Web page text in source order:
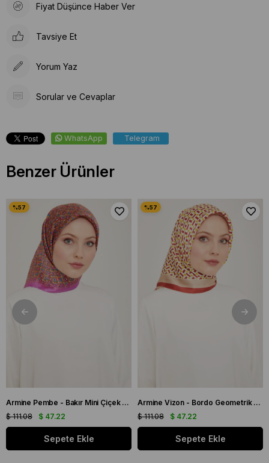
Fiyat Düşünce Haber Ver
Tavsiye Et
Yorum Yaz
Sorular ve Cevaplar
WhatsApp Telegram
Benzer Ürünler
Armine Pembe - Bakır Mini Çiçek Desen Tivil İpek Eşarp IST 9134 - 03
$ 47.22
$ 111.08
Sepete Ekle
Armine Vizon - Bordo Geometrik Desen Tivil İpek Eşarp IST 9151 - 53
$ 47.22
$ 111.08
Sepete Ekle